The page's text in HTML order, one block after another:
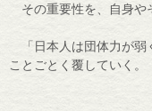
その重要性を、自身や
「日本人は団体力が弱
ことごとく覆していく。